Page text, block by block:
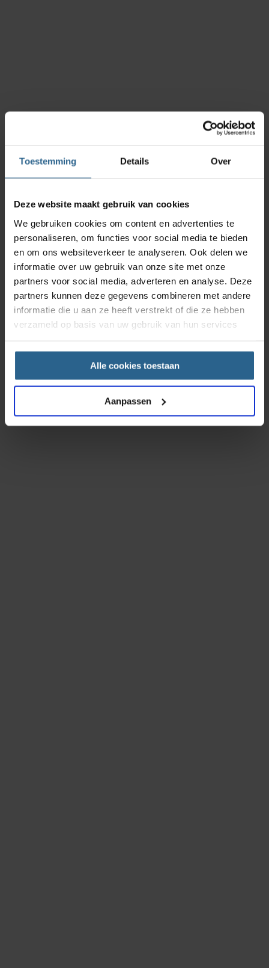
Toestemming Details Over
Deze website maakt gebruik van cookies
We gebruiken cookies om content en advertenties te
personaliseren, om functies voor social media te bieden
en om ons websiteverkeer te analyseren. Ook delen we
informatie over uw gebruik van onze site met onze
partners voor social media, adverteren en analyse. Deze
partners kunnen deze gegevens combineren met andere
informatie die u aan ze heeft verstrekt of die ze hebben
verzameld op basis van uw gebruik van hun services
Alle cookies toestaan
Aanpassen